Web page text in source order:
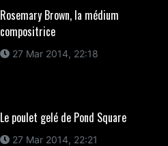
Rosemary Brown, la médium
compositrice
27 Mar 2014, 22:18
Le poulet gelé de Pond Square
27 Mar 2014, 22:21